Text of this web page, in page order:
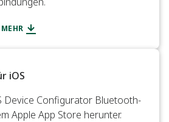
iOS
Device Configurator Bluetooth-
Apple App Store herunter.